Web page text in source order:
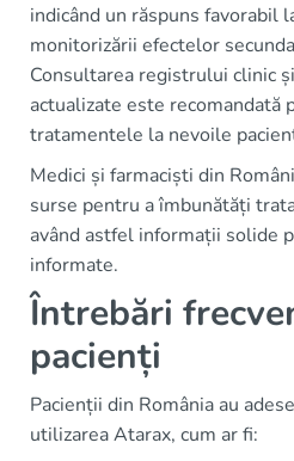
indicând un răspuns favorabil
monitorizării efectelor
Consultarea registrului clinic
actualizate este recomandată
tratamentele la nevoile
Medici și farmaciști din
surse pentru a îmbunătăți
având astfel informații solide
informate.
Întrebări
pacienți
Pacienții din România au
utilizarea Atarax, cum ar fi: